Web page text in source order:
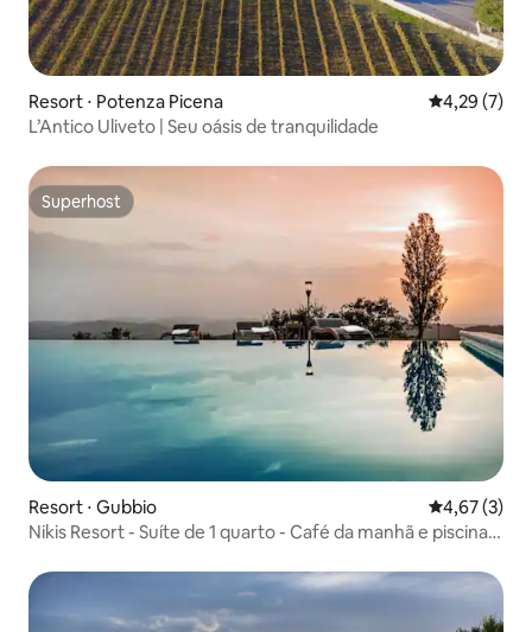
Resort ⋅ Potenza Picena 4,29 de
4,29 (7)
L’Antico Uliveto | Seu oásis de tranquilidade
Superhost
Superhost
Resort ⋅ Gubbio 4,67 de
4,67 (3)
Nikis Resort - Suíte de 1 quarto - Café da manhã e piscina